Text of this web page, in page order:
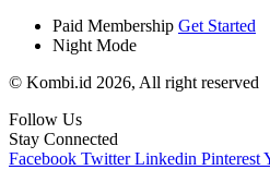
Paid Membership Get Started
Night Mode
© Kombi.id 2026, All right reserved
Follow Us
Stay Connected
Facebook Twitter Linkedin Pinterest